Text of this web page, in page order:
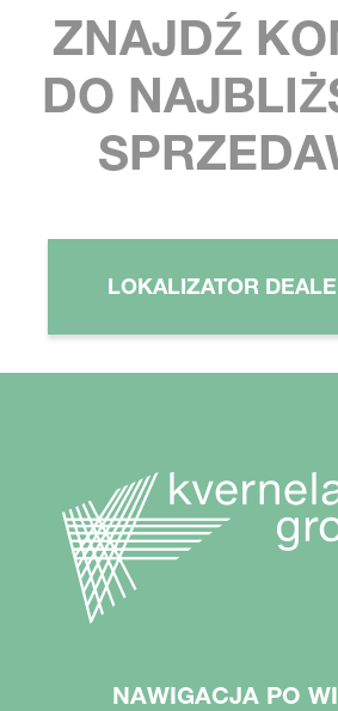
ZNAJDŹ
DO
LOKALIZATOR
NAWIGACJA PO